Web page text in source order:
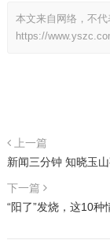
本文来自网络，不
https://
上一篇
新闻三分钟 知晓玉
下一篇
“阳了”发烧，这10种